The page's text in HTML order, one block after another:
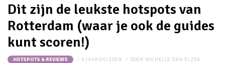
Dit zijn de leukste hotspots van
Rotterdam (waar je ook de guides
kunt scoren!)
HOTSPOTS & REVIEWS 9 JAAR GELEDEN DOOR MICHELLE-DEN-ELZEN